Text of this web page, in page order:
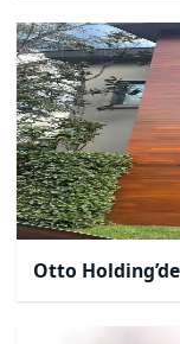
Otto